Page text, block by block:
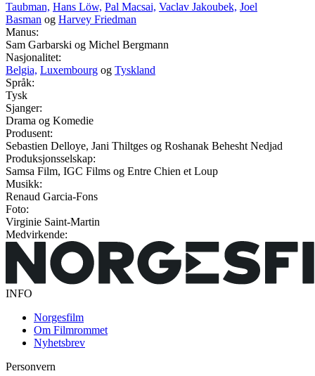
Taubman, Hans Löw, Pal Macsai, Vaclav Jakoubek, Joel
Basman og Harvey Friedman
Manus:
Sam Garbarski og Michel Bergmann
Nasjonalitet:
Belgia, Luxembourg og Tyskland
Språk:
Tysk
Sjanger:
Drama og Komedie
Produsent:
Sebastien Delloye, Jani Thiltges og Roshanak Behesht Nedjad
Produksjonsselskap:
Samsa Film, IGC Films og Entre Chien et Loup
Musikk:
Renaud Garcia-Fons
Foto:
Virginie Saint-Martin
Medvirkende:
INFO
Norgesfilm
Om Filmrommet
Nyhetsbrev
Personvern